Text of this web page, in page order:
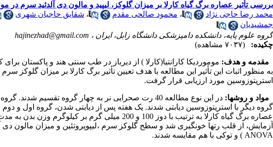
بررسی تأثیر عصاره برگ گیاه کارلا بر میزان گلوکز، لیپید و مالون دی آلدئید سرم
محمد رضا حاجی نژاد
، محمود صالحی مقدم ، شقایق حاجیان شهری
جمشیدیان
گروه علوم پایه، دانشکده دامپزشکی دانشگاه زابل، ایران ، hajinezhad@gmail.com
چکیده:
(۷۰۳۷ مشاهده)
مقدمه و هدف: موموردیکا کارانتیا(کارلا ) از دیرباز در طب سنتی هند و پاکستان
به منظور اثبات این تأثیر این مطالعه با هدف تعیین تأثیر برگ کارلا بر میزان
استرپتوزوسین مورد ارزیابی قرار گرفت.
مواد و روش­ها:
در این نوع مطالعه 40 رت صحرایی نر به چهار گروه
گروه دیگر با استرپتوزوسین دیابتی شدند. یک هفته پس از دیابتی شدن، گروه اول و
عصاره برگ گیاه کارلا به ترتیب با دوز 100 و 200
ANOVA ) و توکی با هم مقایسه شدند.